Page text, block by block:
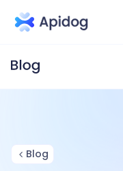
Blog